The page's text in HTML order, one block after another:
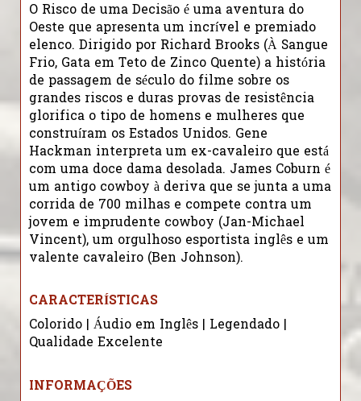
O Risco de uma Decisão é uma aventura do
Oeste que apresenta um incrível e premiado
elenco. Dirigido por Richard Brooks (À Sangue
Frio, Gata em Teto de Zinco Quente) a história
de passagem de século do filme sobre os
grandes riscos e duras provas de resistência
glorifica o tipo de homens e mulheres que
construíram os Estados Unidos. Gene
Hackman interpreta um ex-cavaleiro que está
com uma doce dama desolada. James Coburn é
um antigo cowboy à deriva que se junta a uma
corrida de 700 milhas e compete contra um
jovem e imprudente cowboy (Jan-Michael
Vincent), um orgulhoso esportista inglês e um
valente cavaleiro (Ben Johnson).
CARACTERÍSTICAS
Colorido | Áudio em Inglês | Legendado |
Qualidade Excelente
INFORMAÇÕES